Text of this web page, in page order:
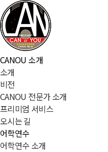
CANOU 소개
소개
비전
CANOU 전문가 소개
프리미엄 서비스
오시는 길
어학연수
어학연수 소개